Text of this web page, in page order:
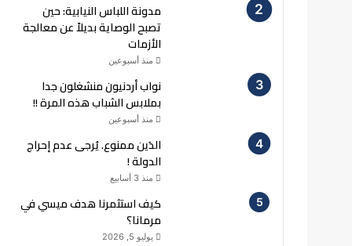
مدونة اللباس النيابية: حين
تصبح الوصاية بديلاً عن معالجة
الأزمات
منذ أسبوعين
نواب أردنيون منشغلون جدا
بملابس الشباب هذه المرة !!
منذ أسبوعين
الدَين ممنوع. يُرجى عدم إحراج
الدولة !
منذ 3 أسابيع
كيف استثمرنا هدف ميسي في
مرمانا؟
يوليو 5, 2026